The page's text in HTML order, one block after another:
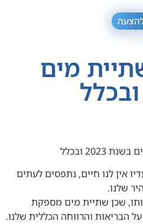
מים
ובכלל
אין לנו חיים, נתפסים לעתים
שלנו.
שכן שתיית מים מספקת
הבריאות והרווחה הכללית שלנו.